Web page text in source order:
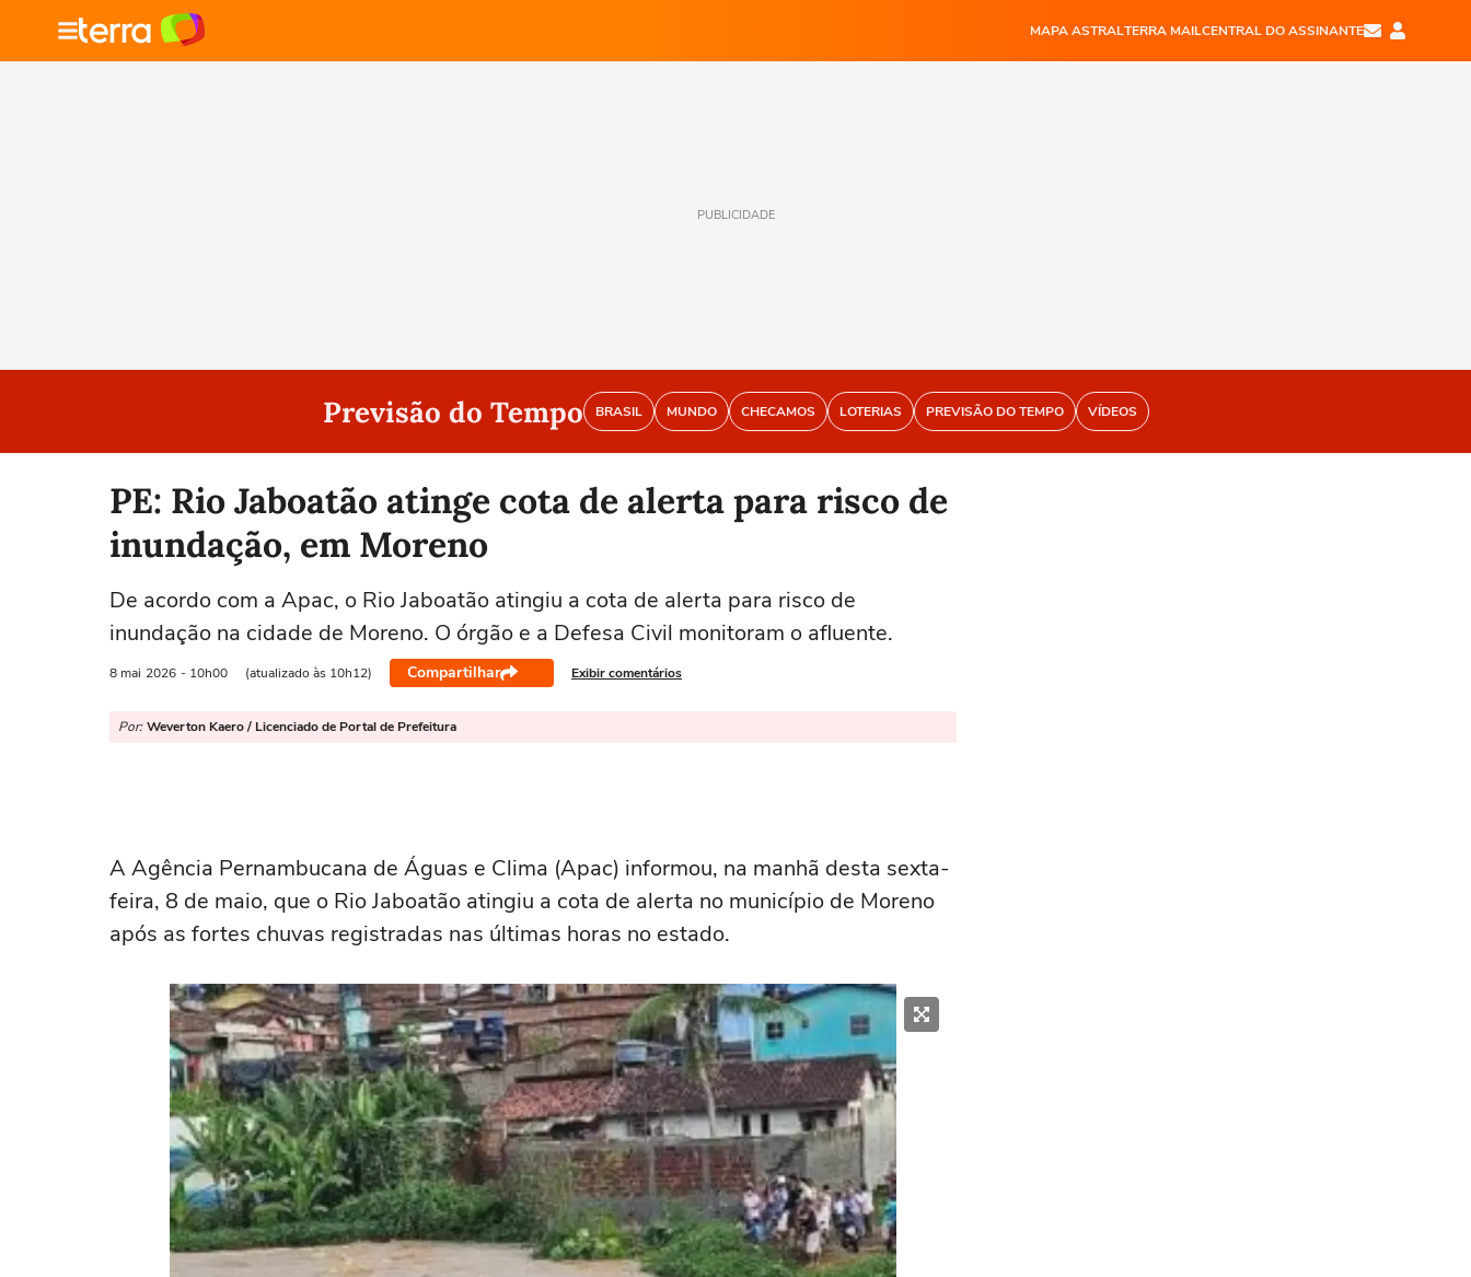
MAPA ASTRALTERRA MAILCENTRAL DO ASSINANTE
PUBLICIDADE
Previsão do Tempo BRASIL MUNDO CHECAMOS LOTERIAS PREVISÃO DO TEMPO VÍDEOS
PE: Rio Jaboatão atinge cota de alerta para risco de
inundação, em Moreno
De acordo com a Apac, o Rio Jaboatão atingiu a cota de alerta para risco de
inundação na cidade de Moreno. O órgão e a Defesa Civil monitoram o afluente.
8 mai 2026 - 10h00 (atualizado às 10h12) Compartilhar Exibir comentários
Por: Weverton Kaero / Licenciado de Portal de Prefeitura
A Agência Pernambucana de Águas e Clima (Apac) informou, na manhã desta sexta-
feira, 8 de maio, que o Rio Jaboatão atingiu a cota de alerta no município de Moreno
após as fortes chuvas registradas nas últimas horas no estado.